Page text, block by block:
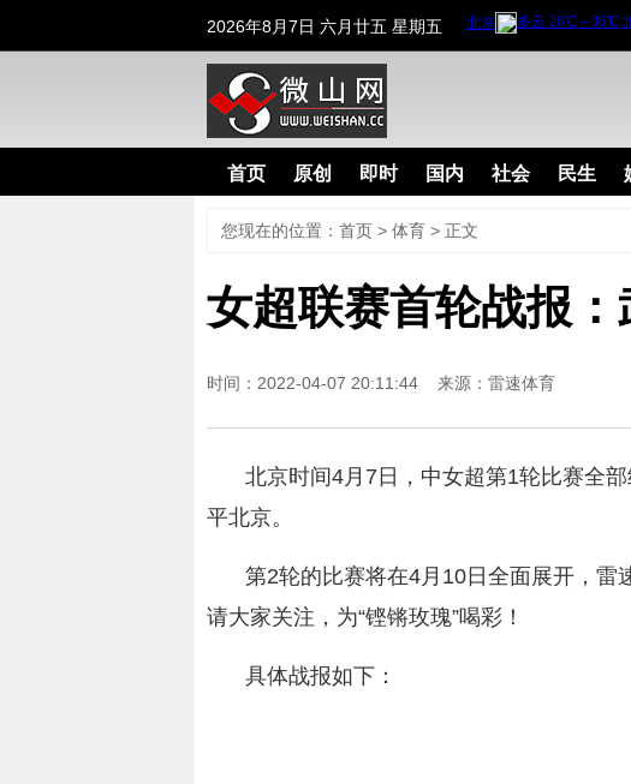
2026年8月7日 六月廿五 星期五
首页 原创 即时 国内 社会 民生
您现在的位置： 首页 > 体育 > 正文
女超联赛首轮战报
时间：2022-04-07 20:11:44 来源： 雷速体育
北京时间4月7日，中女超第1轮比赛全
平北京。
第2轮的比赛将在4月10日全面展开，雷
请大家关注，为“铿锵玫瑰”喝彩！
具体战报如下：